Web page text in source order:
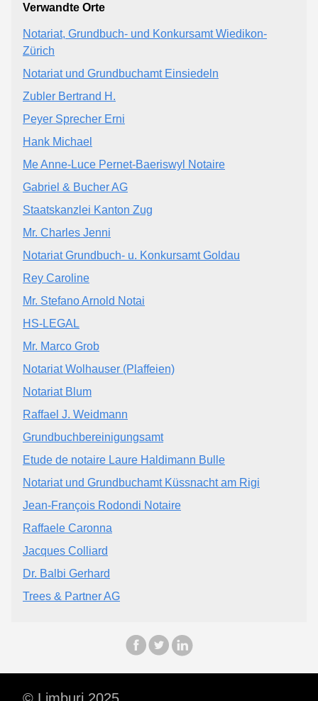
Verwandte Orte
Notariat, Grundbuch- und Konkursamt Wiedikon-
Zürich
Notariat und Grundbuchamt Einsiedeln
Zubler Bertrand H.
Peyer Sprecher Erni
Hank Michael
Me Anne-Luce Pernet-Baeriswyl Notaire
Gabriel & Bucher AG
Staatskanzlei Kanton Zug
Mr. Charles Jenni
Notariat Grundbuch- u. Konkursamt Goldau
Rey Caroline
Mr. Stefano Arnold Notai
HS-LEGAL
Mr. Marco Grob
Notariat Wolhauser (Plaffeien)
Notariat Blum
Raffael J. Weidmann
Grundbuchbereinigungsamt
Etude de notaire Laure Haldimann Bulle
Notariat und Grundbuchamt Küssnacht am Rigi
Jean-François Rodondi Notaire
Raffaele Caronna
Jacques Colliard
Dr. Balbi Gerhard
Trees & Partner AG